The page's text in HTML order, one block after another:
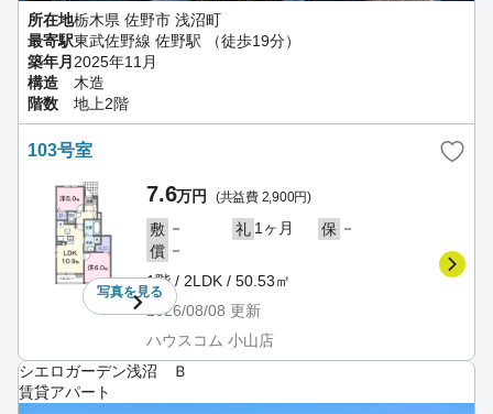
所在地栃木県 佐野市 浅沼町
最寄駅東武佐野線 佐野駅 （徒歩19分）
築年月2025年11月
構造
木造
階数
地上2階
103号室
写真を見る
7.6万円 (共益費 2,900円)
敷 － 礼 1ヶ月 保 －
償 －
1階 / 2LDK / 50.53㎡
2026/08/08 更新
ハウスコム 小山店
シエロガーデン浅沼 Ｂ
賃貸アパート